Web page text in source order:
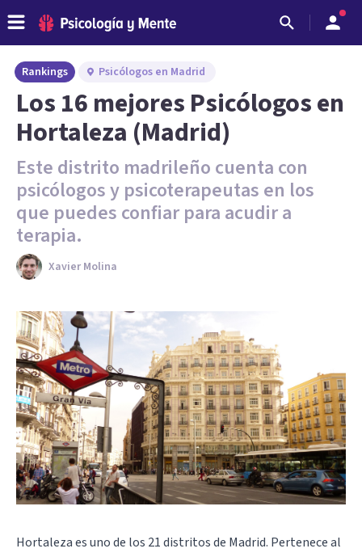
Rankings Psicólogos en Madrid
Los 16 mejores Psicólogos en
Hortaleza (Madrid)
Este distrito madrileño cuenta con
psicólogos y psicoterapeutas en los
que puedes confiar para acudir a
terapia.
Xavier Molina
Hortaleza es uno de los 21 distritos de Madrid. Pertenece al